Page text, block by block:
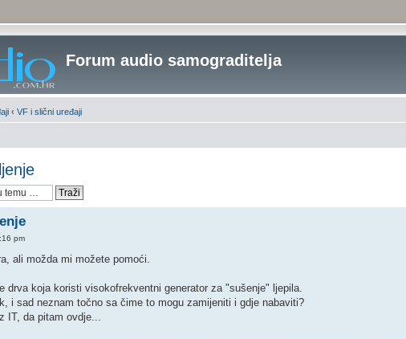
Forum audio samograditelja
‹ VF i slični uređaji
pm
ali možda mi možete pomoći.
drva koja koristi visokofrekventni generator za "sušenje" ljepila.
i sad neznam točno sa čime to mogu zamijeniti i gdje nabaviti?
IT, da pitam ovdje...